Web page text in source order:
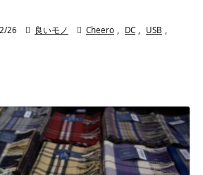
26  良いモノ  Cheero , DC , USB ,